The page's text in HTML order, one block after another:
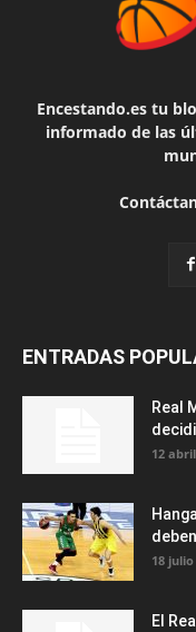
Encestando.es tu
informado de las
ENTRADAS
Real
12
18 julio
El